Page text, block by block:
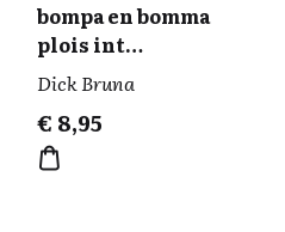
bompa en bomma
plois int
Aantwaarps
Dick Bruna
€ 8,95